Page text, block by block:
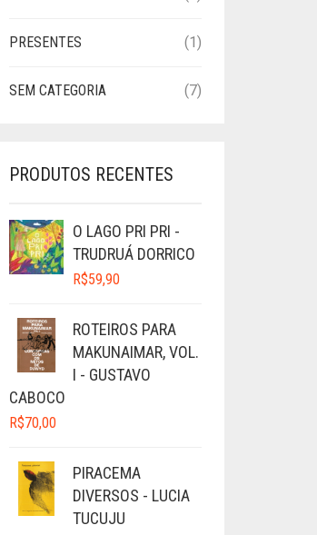
PRESENTES (1)
SEM CATEGORIA (7)
PRODUTOS RECENTES
O LAGO PRI PRI -
TRUDRUÁ DORRICO
R$59,90
ROTEIROS PARA
MAKUNAIMAR, VOL.
I - GUSTAVO
CABOCO
R$70,00
PIRACEMA
DIVERSOS - LUCIA
TUCUJU